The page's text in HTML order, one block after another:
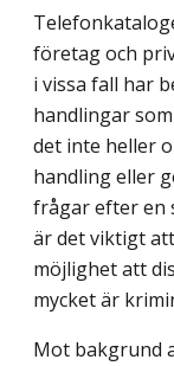
företag och
i vissa fall har
handlingar
det inte heller
handling eller
frågar efter en
är det viktigt
möjlighet att
mycket är
Mot bakgrund